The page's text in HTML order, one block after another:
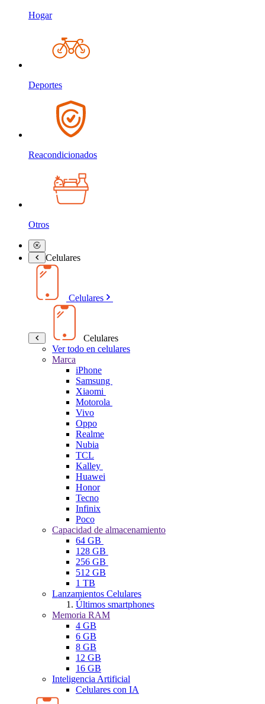
Hogar
Deportes
Reacondicionados
Otros
Celulares
Celulares
Celulares
Ver todo en celulares
Marca
iPhone
Samsung
Xiaomi
Motorola
Vivo
Oppo
Realme
Nubia
TCL
Kalley
Huawei
Honor
Tecno
Infinix
Poco
Capacidad de almacenamiento
64 GB
128 GB
256 GB
512 GB
1 TB
Lanzamientos Celulares
Últimos smartphones
Memoria RAM
4 GB
6 GB
8 GB
12 GB
16 GB
Inteligencia Artificial
Celulares con IA